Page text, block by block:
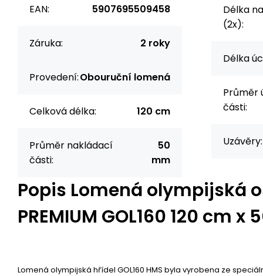
EAN: 5907695509458
Záruka: 2 roky
Provedení:Obouruční lomená
Celková délka: 120 cm
Průměr nakládací
části:
50
mm
Délka
(2x):
Délka
Průměr
části:
Uzávěry:
Popis Lomená olympijská
PREMIUM GOL160 120 cm x
Lomená olympijská hřídel GOL160 HMS byla vyrobena ze